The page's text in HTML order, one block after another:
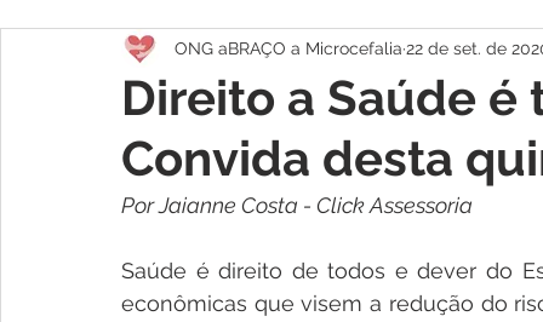
Direito a Saúde é
Convida desta
ONG aBRAÇO a Microcefalia 22 de set. de
Por Jaianne Costa - Click Assessoria
Saúde é direito de todos e dever do
econômicas que visem a redução do